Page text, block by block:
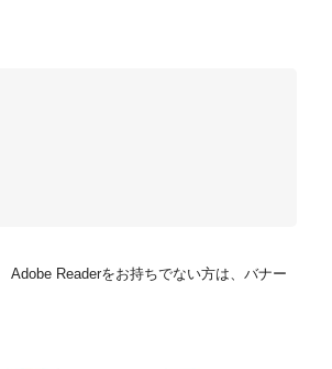
Adobe Readerをお持ちでない方は、バナー